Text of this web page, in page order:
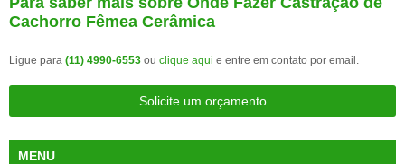
Cachorro Fêmea Cerâmica
Ligue para (11) 4990-6553 ou clique aqui e entre em contato por email.
Solicite um orçamento
MENU